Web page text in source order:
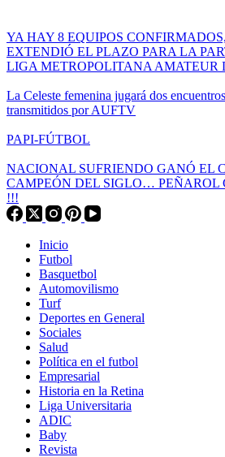
YA HAY 8 EQUIPOS
EXTENDIÓ EL PLAZO PARA LA
LIGA METROPOLITANA AMATEUR
La Celeste femenina jugará dos
transmitidos por AUFTV
PAPI-FÚTBOL
NACIONAL SUFRIENDO GANÓ EL
CAMPEÓN DEL SIGLO… PEÑAROL
!!!
Inicio
Futbol
Basquetbol
Automovilismo
Turf
Deportes en General
Sociales
Salud
Política en el futbol
Empresarial
Historia en la Retina
Liga Universitaria
ADIC
Baby
Revista